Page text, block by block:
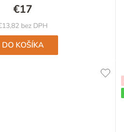
bez DPH
€17
DO KOŠÍKA